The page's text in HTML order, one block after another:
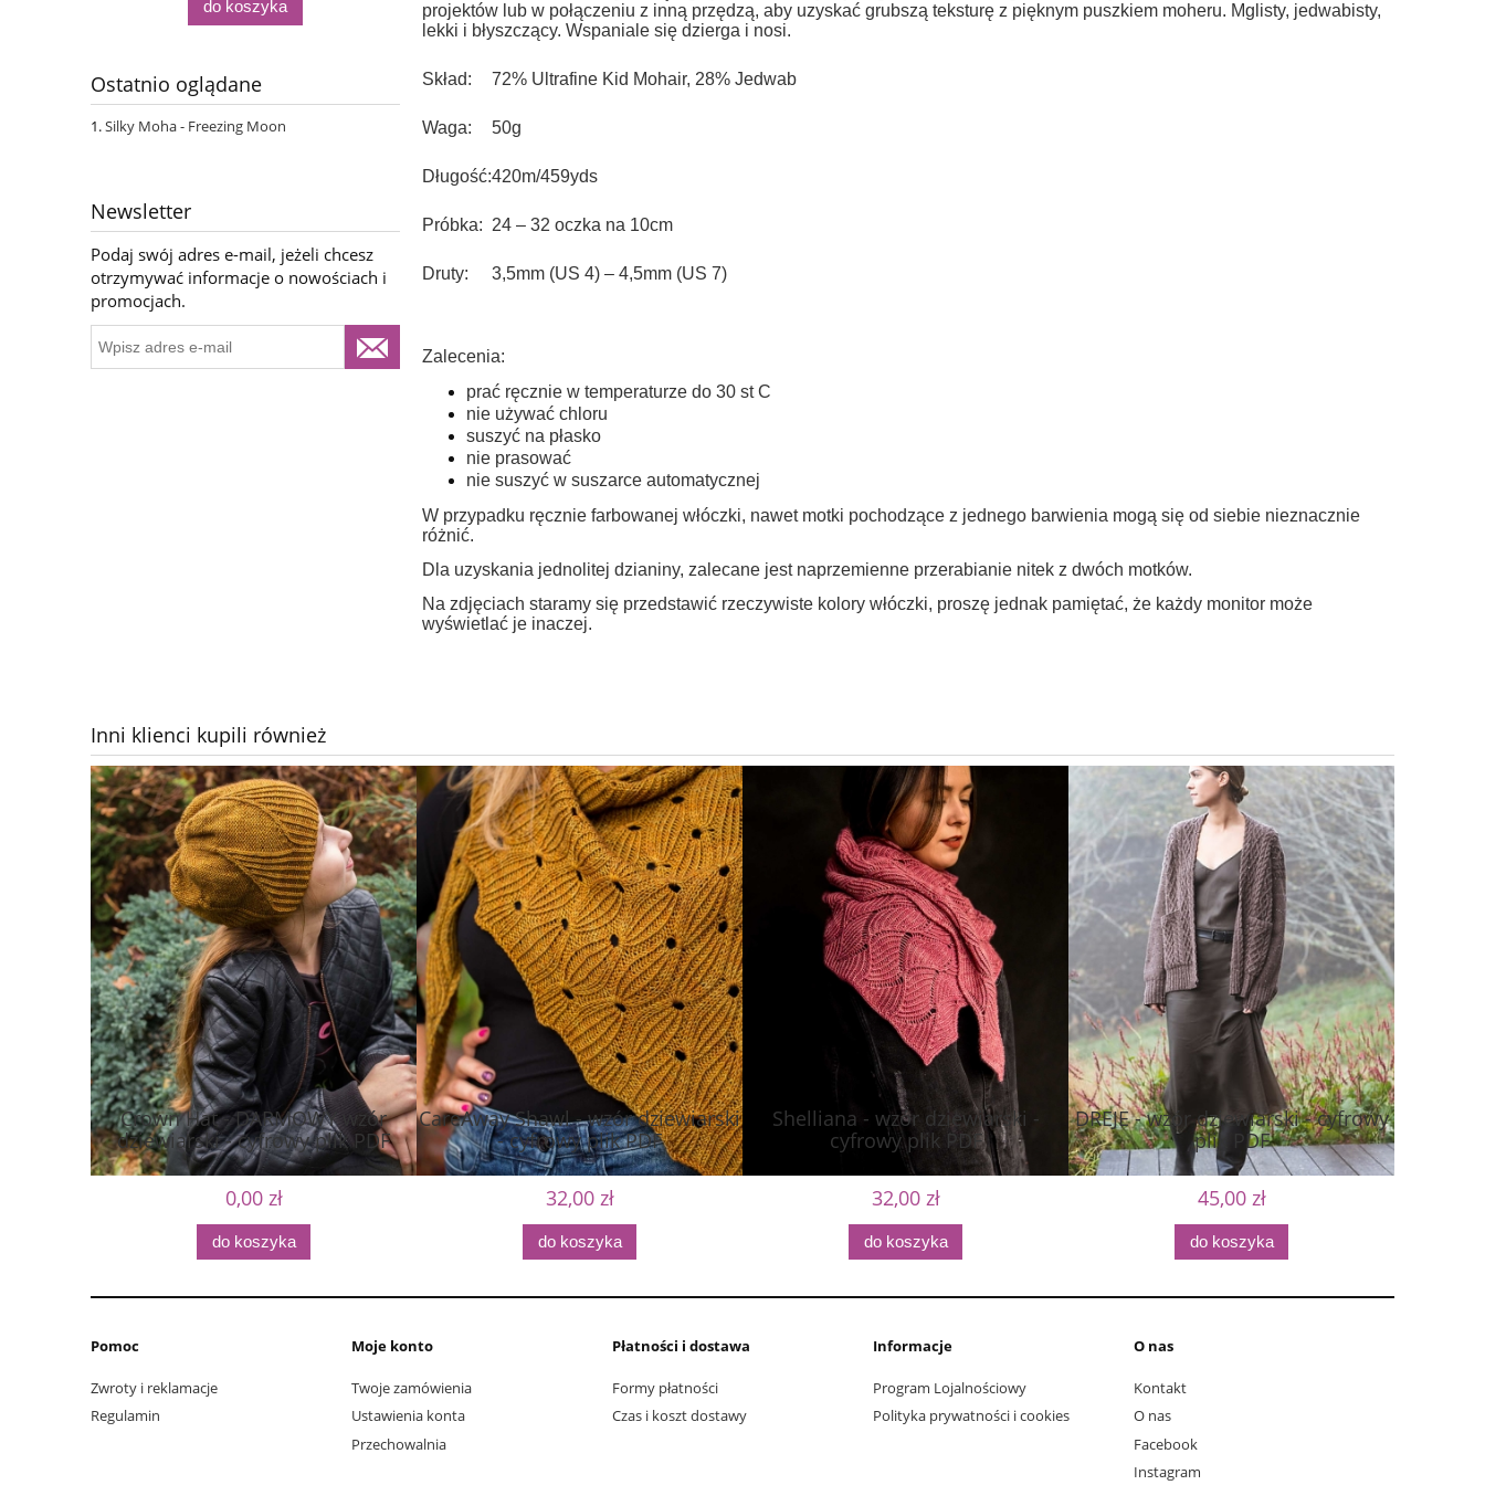
do koszyka do koszyka do koszyka do koszyka
Ostatnio oglądane
Silky Moha - Freezing Moon
Newsletter
Podaj swój adres e-mail, jeżeli chcesz
otrzymywać informacje o nowościach i
promocjach.
płatności
projektów lub w połączeniu z inną przędzą, aby uzyskać grubszą teksturę z pięknym puszkiem moheru. Mglisty, jedwabisty,
lekki i błyszczący. Wspaniale się dzierga i nosi.
Skład: 72% Ultrafine Kid Mohair, 28% Jedwab
Waga: 50g
Długość:420m/459yds
Próbka: 24 – 32 oczka na 10cm
Druty: 3,5mm (US 4) – 4,5mm (US 7)
Zalecenia:
prać ręcznie w temperaturze do 30 st C
nie używać chloru
suszyć na płasko
nie prasować
nie suszyć w suszarce automatycznej
W przypadku ręcznie farbowanej włóczki, nawet motki pochodzące z jednego barwienia mogą się od siebie nieznacznie
różnić.
Dla uzyskania jednolitej dzianiny, zalecane jest naprzemienne przerabianie nitek z dwóch motków.
Na zdjęciach staramy się przedstawić rzeczywiste kolory włóczki, proszę jednak pamiętać, że każdy monitor może
wyświetlać je inaczej.
Inni klienci kupili również
Crown Hat - DARMOWY wzór
dziewiarski - cyfrowy plik PDF
0,00 zł
do koszyka
CareAway Shawl - wzór dziewiarski
- cyfrowy plik PDF
32,00 zł
do koszyka
Shelliana - wzór dziewiarski -
cyfrowy plik PDF
32,00 zł
do koszyka
DREJE - wzór dziewiarski - cyfrowy
plik PDF
45,00 zł
do koszyka
Pomoc
Zwroty i reklamacje
Regulamin
Moje konto
Twoje zamówienia
Ustawienia konta
Przechowalnia
Płatności i dostawa
Formy płatności
Czas i koszt dostawy
Informacje
Program Lojalnościowy
Polityka prywatności i cookies
O nas
Kontakt
O nas
Facebook
Instagram